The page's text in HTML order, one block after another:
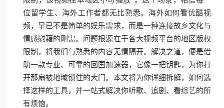
位留学生、海外工作者都无比熟悉。海外如何看优酷视
频，早已不是简单的娱乐需求，而是一种连接故乡文化与
情感慰藉的刚需。问题根源在于各大视频平台的地区版权
限制，将我们与熟悉的内容无情隔开。解决之道，便是借
助一款专业、可靠的回国加速器，它像一把钥匙，为你打
开那扇被地域锁住的大门。本文将为你详细拆解，如何选
择这样的工具，并一站式解决你听歌、追剧、看综艺的所
有烦恼。